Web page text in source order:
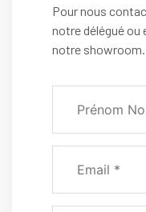
Pour nous
notre délégué ou
notre showroom.